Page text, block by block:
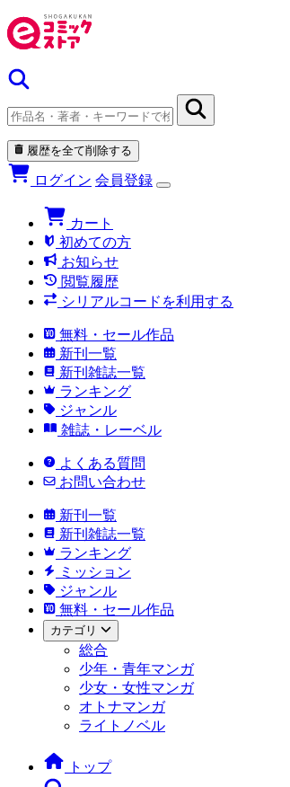
履歴を全て削除する
ログイン 会員登録
カート
初めての方
お知らせ
閲覧履歴
シリアルコードを利用する
無料・セール作品
新刊一覧
新刊雑誌一覧
ランキング
ジャンル
雑誌・レーベル
よくある質問
お問い合わせ
新刊一覧
新刊雑誌一覧
ランキング
ミッション
ジャンル
無料・セール作品
カテゴリ
総合
少年・青年マンガ
少女・女性マンガ
オトナマンガ
ライトノベル
トップ